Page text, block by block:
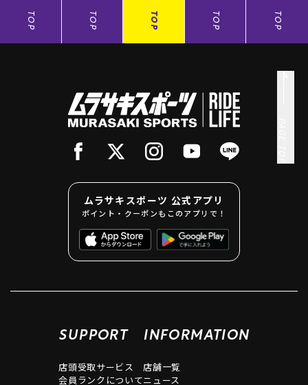
TOP TOP TOP TOP TOP
ムラサキスポーツ 公式アプリ
ポイント・クーポンもこのアプリで！
SUPPORT
店頭受取サービス
会員ランクについて
INFORMATION
店舗一覧
ニュース